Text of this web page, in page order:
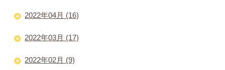
2022年04月 (16)
2022年03月 (17)
2022年02月 (9)